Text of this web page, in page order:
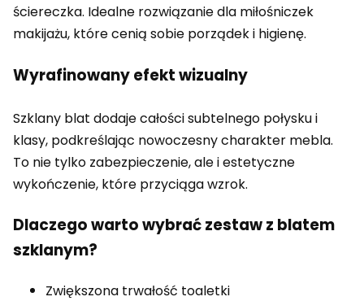
ściereczka. Idealne rozwiązanie dla miłośniczek
makijażu, które cenią sobie porządek i higienę.
Wyrafinowany efekt wizualny
Szklany blat dodaje całości subtelnego połysku i
klasy, podkreślając nowoczesny charakter mebla.
To nie tylko zabezpieczenie, ale i estetyczne
wykończenie, które przyciąga wzrok.
Dlaczego warto wybrać zestaw z blatem
szklanym?
Zwiększona trwałość toaletki